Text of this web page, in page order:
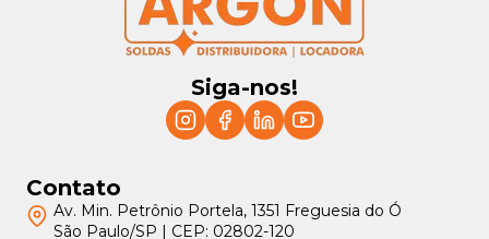
Siga-nos!
Contato
Av. Min. Petrônio Portela, 1351 Freguesia do Ó
São Paulo/SP | CEP: 02802-120